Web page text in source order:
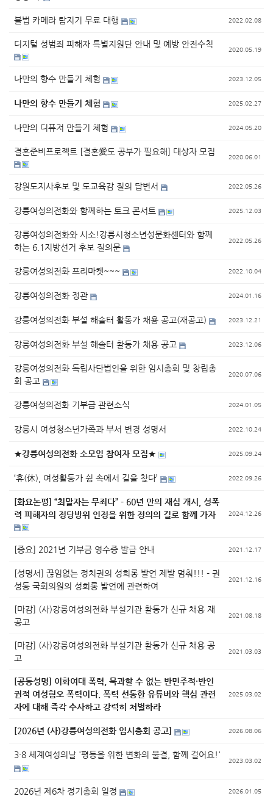
불법 카메라 탐지기 무료 대행 2022.02.08
디지털 성범죄 피해자 특별지원단 안내 및 예방 안전수칙
2020.05.19
나만의 향수 만들기 체험 2023.12.05
나만의 향수 만들기 체험 2025.02.27
나만의 디퓨저 만들기 체험 2024.05.20
결혼준비프로젝트 [결혼愛도 공부가 필요해] 대상자 모집
2020.06.01
강원도지사후보 및 도교육감 질의 답변서 2022.05.26
강릉여성의전화와 함께하는 토크 콘서트 2025.12.03
강릉여성의전화와 시소!강릉시청소년성문화센터와 함께
하는 6.1지방선거 후보 질의문
2022.05.26
강릉여성의전화 프리마켓~~~ 2022.10.04
강릉여성의전화 정관 2024.01.16
강릉여성의전화 부설 해솔터 활동가 채용 공고(재공고) 2023.12.21
강릉여성의전화 부설 해솔터 활동가 채용 공고 2023.12.06
강릉여성의전화 독립사단법인을 위한 임시총회 및 창립총
회 공고
2020.07.06
강릉여성의전화 기부금 관련소식 2024.01.05
강릉시 여성청소년가족과 부서 변경 성명서 2022.10.24
★강릉여성의전화 소모임 참여자 모집★ 2025.09.24
‘휴(休), 여성활동가 쉼 속에서 길을 찾다’ 2022.09.26
[화요논평] “최말자는 무죄다” - 60년 만의 재심 개시, 성폭
력 피해자의 정당방위 인정을 위한 정의의 길로 함께 가자
2024.12.26
[중요] 2021년 기부금 영수증 발급 안내 2021.12.17
[성명서] 끊임없는 정치권의 성희롱 발언 제발 멈춰!!! - 권
성동 국회의원의 성희롱 발언에 관련하여
2021.12.16
[마감] (사)강릉여성의전화 부설기관 활동가 신규 채용 재
공고
2021.08.18
[마감] (사)강릉여성의전화 부설기관 활동가 신규 채용 공
고
2021.03.03
[공동성명] 이화여대 폭력, 묵과할 수 없는 반민주적·반인
권적 여성혐오 폭력이다. 폭력 선동한 유튜버와 핵심 관련
자에 대해 즉각 수사하고 강력히 처벌하라
2025.03.02
[2026년 (사)강릉여성의전화 임시총회 공고] 2026.08.06
3·8 세계여성의날 '평등을 위한 변화의 물결, 함께 걸어요!'
2023.03.02
2026년 제6차 정기총회 일정 2026.01.05